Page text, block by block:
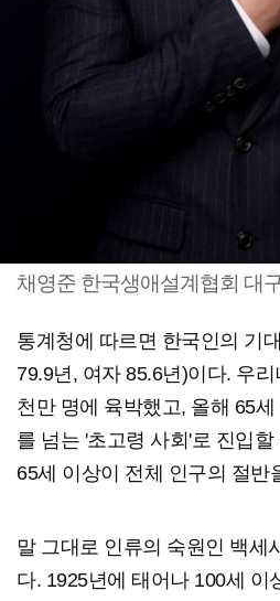
채영준 한국생애설계협회 대
통계청에 따르면 한국인의 기
79.9년, 여자 85.6년)이다. 우
천만 명에 육박했고, 올해 65
를 넘는 '초고령 사회'로 진입
65세 이상이 전체 인구의 절반
말 그대로 인류의 숙원인 백세
다. 1925년에 태어나 100세 이